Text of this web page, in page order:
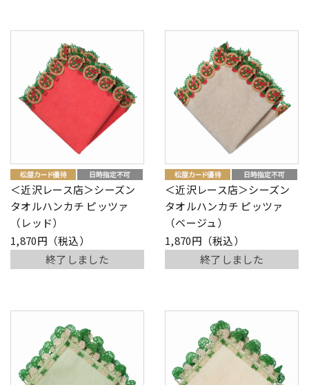
＜近沢レース店＞シーズン
タオルハンカチ ピッツァ
（レッド）
1,870円（税込）
終了しました
＜近沢レース店＞シーズン
タオルハンカチ ピッツァ
（ベージュ）
1,870円（税込）
終了しました